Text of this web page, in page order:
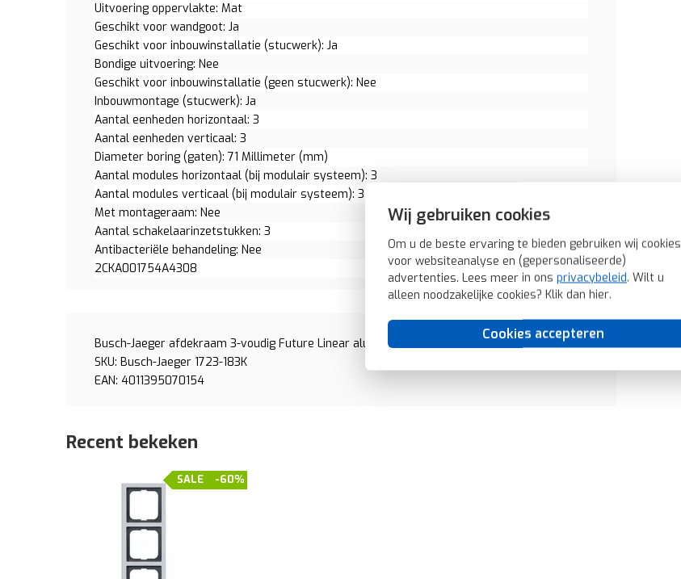
Wij gebruiken cookies
Om u de beste ervaring te bieden gebruiken wij cookies
voor websiteanalyse en (gepersonaliseerde)
advertenties. Lees meer in ons privacybeleid. Wilt u
alleen noodzakelijke cookies? Klik dan hier.
Cookies accepteren
Uitvoering oppervlakte: Mat
Geschikt voor wandgoot: Ja
Geschikt voor inbouwinstallatie (stucwerk): Ja
Bondige uitvoering: Nee
Geschikt voor inbouwinstallatie (geen stucwerk): Nee
Inbouwmontage (stucwerk): Ja
Aantal eenheden horizontaal: 3
Aantal eenheden verticaal: 3
Diameter boring (gaten): 71 Millimeter (mm)
Aantal modules horizontaal (bij modulair systeem): 3
Aantal modules verticaal (bij modulair systeem): 3
Met montageraam: Nee
Aantal schakelaarinzetstukken: 3
Antibacteriële behandeling: Nee
2CKA001754A4308
Busch-Jaeger afdekraam 3-voudig Future Linear aluzilver (1723-183K)
SKU: Busch-Jaeger 1723-183K
EAN: 4011395070154
Recent bekeken
-60%
SALE